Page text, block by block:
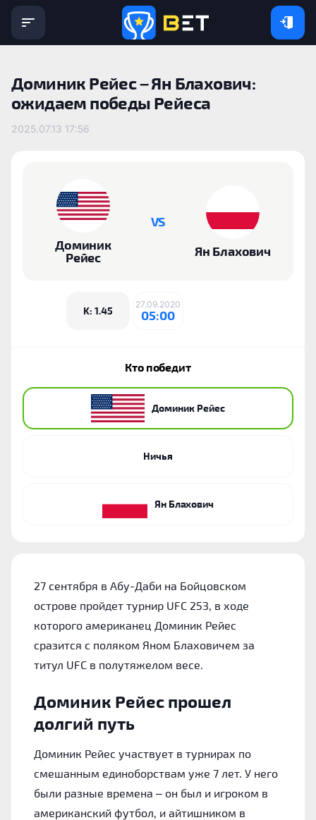
Доминик Рейес – Ян Блахович:
ожидаем победы Рейеса
2025.07.13 17:56
Доминик
Рейес
VS
Ян Блахович
K: 1.45
27.09.2020
05:00
Кто победит
Доминик Рейес
Ничья
Ян Блахович
27 сентября в Абу-Даби на Бойцовском
острове пройдет турнир UFC 253, в ходе
которого американец Доминик Рейес
сразится с поляком Яном Блаховичем за
титул UFC в полутяжелом весе.
Доминик Рейес прошел
долгий путь
Доминик Рейес участвует в турнирах по
смешанным единоборствам уже 7 лет. У него
были разные времена – он был и игроком в
американский футбол, и айтишником в